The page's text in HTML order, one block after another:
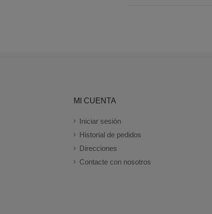
MI CUENTA
Iniciar sesión
Historial de pedidos
Direcciones
Contacte con nosotros